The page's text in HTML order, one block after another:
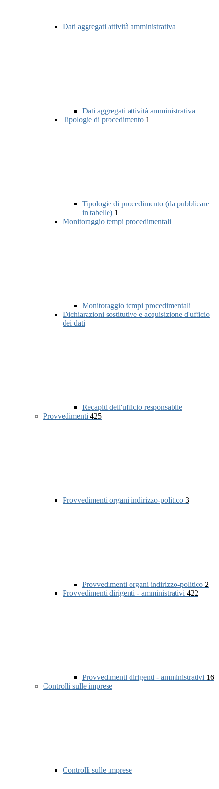
Dati aggregati attività amministrativa
Dati aggregati attività amministrativa
Tipologie di procedimento 1
Tipologie di procedimento (da pubblicare
in tabelle) 1
Monitoraggio tempi procedimentali
Monitoraggio tempi procedimentali
Dichiarazioni sostitutive e acquisizione d'ufficio
dei dati
Recapiti dell'ufficio responsabile
Provvedimenti 425
Provvedimenti organi indirizzo-politico 3
Provvedimenti organi indirizzo-politico 2
Provvedimenti dirigenti - amministrativi 422
Provvedimenti dirigenti - amministrativi 16
Controlli sulle imprese
Controlli sulle imprese